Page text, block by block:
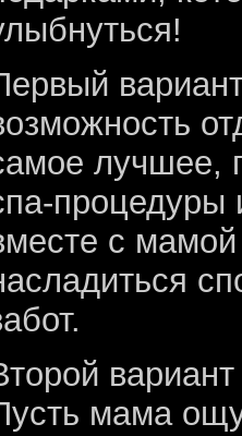
лучшее,
процедуры
с
мама